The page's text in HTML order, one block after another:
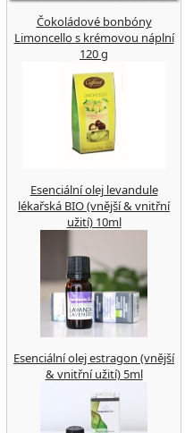
Čokoládové bonbóny
Limoncello s krémovou náplní
120 g
Esenciální olej levandule
lékařská BIO (vnější & vnitřní
užití) 10ml
Esenciální olej estragon (vnější
& vnitřní užití) 5ml